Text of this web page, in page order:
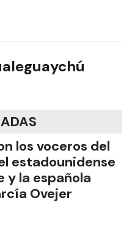
los voceros del
estadounidense
y la española
Ovejer